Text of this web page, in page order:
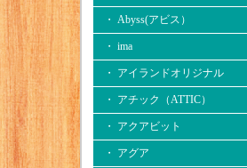
・ Abyss(アビス）
・ ima
・ アイランドオリジナル
・ アチック（ATTIC）
・ アクアビット
・ アグア